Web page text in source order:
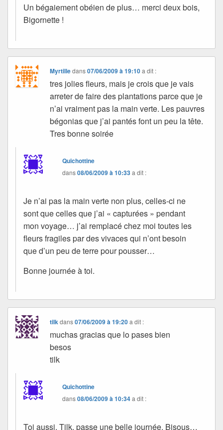
Un bégaiement obéien de plus… merci deux bois,
Bigornette !
Myrtilledans07/06/2009 à 19:10 a dit :
tres jolies fleurs, mais je crois que je vais
arreter de faire des plantations parce que je
n’ai vraiment pas la main verte. Les pauvres
bégonias que j’ai pantés font un peu la tête.
Tres bonne soirée
Quichottine
dans08/06/2009 à 10:33a dit :
Je n’ai pas la main verte non plus, celles-ci ne
sont que celles que j’ai « capturées » pendant
mon voyage… j’ai remplacé chez moi toutes les
fleurs fragiles par des vivaces qui n’ont besoin
que d’un peu de terre pour pousser…
Bonne journée à toi.
tilkdans07/06/2009 à 19:20 a dit :
muchas gracias que lo pases bien
besos
tilk
Quichottine
dans08/06/2009 à 10:34a dit :
Toi aussi, Tilk, passe une belle journée. Bisous…